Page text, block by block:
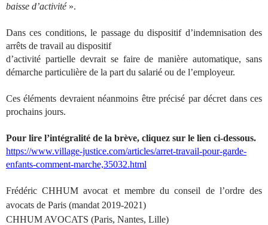
baisse d’activité».
Dans ces conditions, le passage du dispositif d’indemnisation des
arrêts de travail au dispositif
d’activité partielle devrait se faire de manière automatique, sans
démarche particulière de la part du salarié ou de l’employeur.
Ces éléments devraient néanmoins être précisé par décret dans ces
prochains jours.
Pour lire l’intégralité de la brève, cliquez sur le lien ci-dessous.
https://www.village-justice.com/articles/arret-travail-pour-garde-
enfants-comment-marche,35032.html
Frédéric CHHUM avocat et membre du conseil de l’ordre des
avocats de Paris (mandat 2019-2021)
CHHUM AVOCATS (Paris, Nantes, Lille)